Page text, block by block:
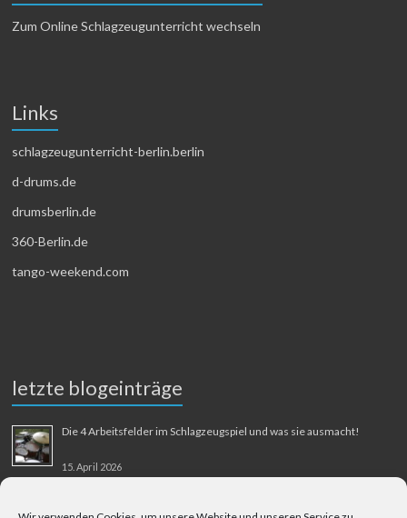
Zum Online Schlagzeugunterricht wechseln
Links
schlagzeugunterricht-berlin.berlin
d-drums.de
drumsberlin.de
360-Berlin.de
tango-weekend.com
letzte blogeinträge
Die 4 Arbeitsfelder im Schlagzeugspiel und was sie ausmacht!
15. April 2026